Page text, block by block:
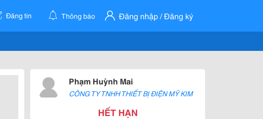
Đăng tin Thông báo Đăng nhập / Đăng ký
Phạm Huỳnh Mai
CÔNG TY TNHH THIẾT BỊ ĐIỆN MỸ KIM
HẾT HẠN